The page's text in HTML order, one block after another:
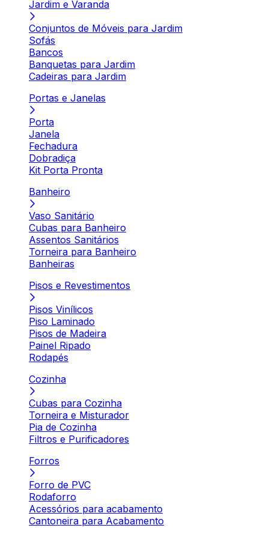
Jardim e Varanda
Conjuntos de Móveis para Jardim
Sofás
Bancos
Banquetas para Jardim
Cadeiras para Jardim
Portas e Janelas
Porta
Janela
Fechadura
Dobradiça
Kit Porta Pronta
Banheiro
Vaso Sanitário
Cubas para Banheiro
Assentos Sanitários
Torneira para Banheiro
Banheiras
Pisos e Revestimentos
Pisos Vinílicos
Piso Laminado
Pisos de Madeira
Painel Ripado
Rodapés
Cozinha
Cubas para Cozinha
Torneira e Misturador
Pia de Cozinha
Filtros e Purificadores
Forros
Forro de PVC
Rodaforro
Acessórios para acabamento
Cantoneira para Acabamento